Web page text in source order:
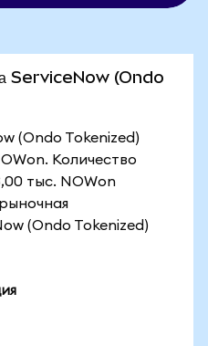
ServiceNow (Ondo
(Ondo Tokenized)
Количество
тыс. NOWon
(Ondo Tokenized)